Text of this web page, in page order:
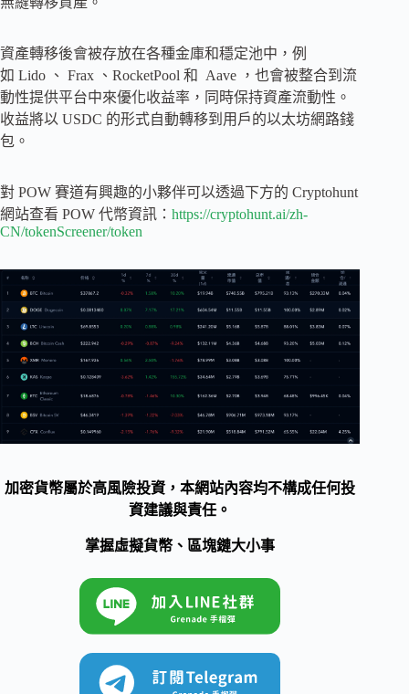
資產轉移後會被存放在各種金庫和穩定池中，例
如 Lido 、 Frax 、RocketPool 和 Aave ，也會被整合到流
動性提供平台中來優化收益率，同時保持資產流動性。
收益將以 USDC 的形式自動轉移到用戶的以太坊網路錢
包。
對 POW 賽道有興趣的小夥伴可以透過下方的 Cryptohunt
網站查看 POW 代幣資訊： https://cryptohunt.ai/zh-
CN/tokenScreener/token
加密貨幣屬於高風險投資，本網站內容均不構成任何投
資建議與責任。
掌握虛擬貨幣、區塊鏈大小事